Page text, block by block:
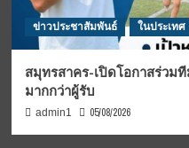
ข่าวประชาสัมพันธ์ ในประเทศ
สมุทรสาคร-เปิดโอกาสร่วม
มากกว่าผู้รับ
admin1 05/08/2026